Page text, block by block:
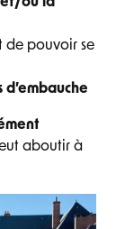
de pouvoir se
d’embauche
aboutir à